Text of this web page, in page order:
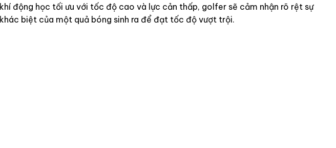
khí động học tối ưu với tốc độ cao và lực cản thấp, golfer sẽ cảm nhận rõ rệt sự
khác biệt của một quả bóng sinh ra để đạt tốc độ vượt trội.